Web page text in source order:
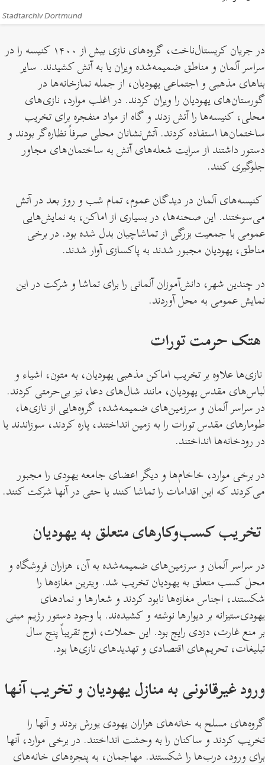
Stadtarchiv Dortmund
در جریان کریستال‌ناخت، گروه‌های نازی بیش از ۱۴۰۰ کنیسه را در
سراسر آلمان و مناطق ضمیمه‌شده ویران یا به آتش کشیدند. سایر
بناهای مذهبی و اجتماعی یهودیان، از جمله نمازخانه‌ها در
گورستان‌های یهودیان را ویران کردند. در اغلب موارد، نازی‌های
محلی، کنیسه‌ها را آتش زدند و گاه از مواد منفجره برای تخریب
ساختمان‌ها استفاده کردند. آتش‌نشانان محلی صرفاً نظاره‌گر بودند و
دستور داشتند از سرایت شعله‌های آتش به ساختمان‌های مجاور
جلوگیری کنند.
کنیسه‌های آلمان در دیدگان عموم، تمام شب و روز بعد در آتش
می‌سوختند. این صحنه‌ها، در بسیاری از اماکن، به نمایش‌هایی
عمومی با جمعیت بزرگی از تماشاچیان بدل شده بود. در برخی
مناطق، یهودیان مجبور شدند به پاکسازی آوار شدند.
در چندین شهر، دانش‌آموزان آلمانی را برای تماشا و شرکت در این
نمایش عمومی به محل آوردند.
هتک حرمت تورات
نازی‌ها علاوه بر تخریب اماکن مذهبی یهودیان، به متون، اشیاء و
لباس‌های مقدس یهودیان، مانند شال‌های دعا، نیز بی‌حرمتی کردند.
در سراسر آلمان و سرزمین‌های ضمیمه‌شده، گروه‌هایی از نازی‌ها،
طومارهای مقدس تورات را به زمین انداختند، پاره کردند، سوزاندند یا
در رودخانه‌ها انداختند.
در برخی موارد، خاخام‌ها و دیگر اعضای جامعه یهودی را مجبور
می‌کردند که این اقدامات را تماشا کنند یا حتی در آنها شرکت کنند.
تخریب کسب‌وکارهای متعلق به یهودیان
در سراسر آلمان و سرزمین‌های ضمیمه‌شده به آن، هزاران فروشگاه و
محل کسب متعلق به یهودیان تخریب شد. ویترین مغازه‌ها را
شکستند، اجناس مغازه‌ها نابود کردند و شعار‌ها و نمادهای
یهودی‌ستیزانه بر دیوار‌ها نوشته و کشیده‌ند. با وجود دستور رژیم مبنی
بر منع غارت، دزدی رایج بود. این حملات، اوج تقریباً پنج سال
تبلیغات، تحریم‌های اقتصادی و تهدیدهای نازی‌ها بود.
ورود غیرقانونی به منازل یهودیان و تخریب آنها
گروه‌های مسلح به خانه‌های هزاران یهودی یورش بردند و آنها را
تخریب کردند و ساکنان را به وحشت انداختند. در برخی موارد، آنها
برای ورود، درب‌ها را شکستند. مهاجمان، به پنجره‌های خانه‌های